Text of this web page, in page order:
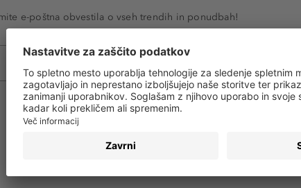
e-poštna obvestila o vseh trendih in ponudbah!